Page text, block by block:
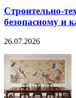
безопасному и
26.07.2026